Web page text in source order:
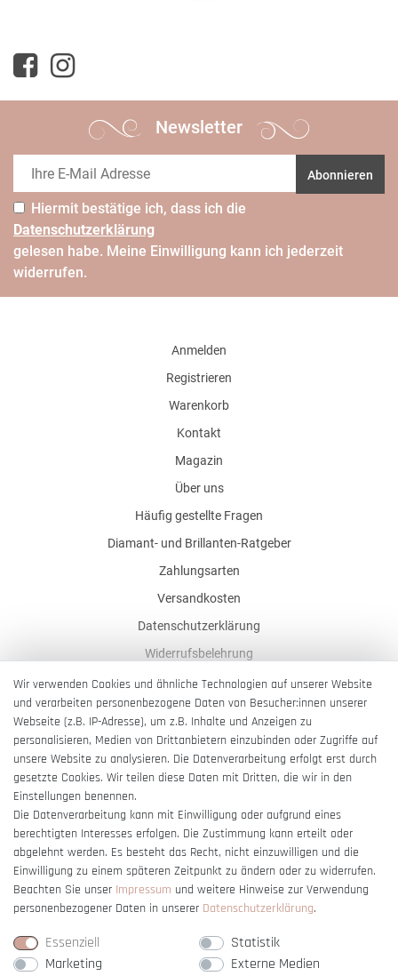
Newsletter
Abonnieren
Hiermit bestätige ich, dass ich die
Daten­schutz­erklärung
gelesen habe. Meine Einwilligung kann ich jederzeit
widerrufen.
Anmelden
Registrieren
Warenkorb
Kontakt
Magazin
Über uns
Häufig gestellte Fragen
Diamant- und Brillanten-Ratgeber
Zahlungsarten
Versandkosten
Datenschutzerklärung
Widerrufsbelehrung
AGB
Impressum
Barrierefreiheitserklärung
Vertrag widerrufen
Wir verwenden Cookies und ähnliche Technologien auf unserer Website
und verarbeiten personenbezogene Daten von Besucher:innen unserer
Webseite (z.B. IP-Adresse), um z.B. Inhalte und Anzeigen zu
personalisieren, Medien von Drittanbietern einzubinden oder Zugriffe auf
unsere Website zu analysieren. Die Datenverarbeitung erfolgt erst durch
gesetzte Cookies. Wir teilen diese Daten mit Dritten, die wir in den
Einstellungen benennen.
Die Datenverarbeitung kann mit Einwilligung oder aufgrund eines
berechtigten Interesses erfolgen. Die Zustimmung kann erteilt oder
abgelehnt werden. Es besteht das Recht, nicht einzuwilligen und die
Einwilligung zu einem späteren Zeitpunkt zu ändern oder zu widerrufen.
Beachten Sie unser Impressum und weitere Hinweise zur Verwendung
personenbezogener Daten in unserer Daten­schutz­erklärung.
Essenziell
Statistik
Marketing
Externe Medien